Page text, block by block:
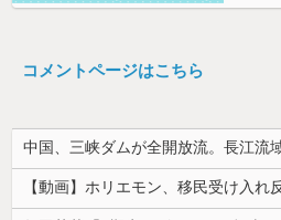
コメントページはこちら
中国、三峡ダムが全開放流。長江流